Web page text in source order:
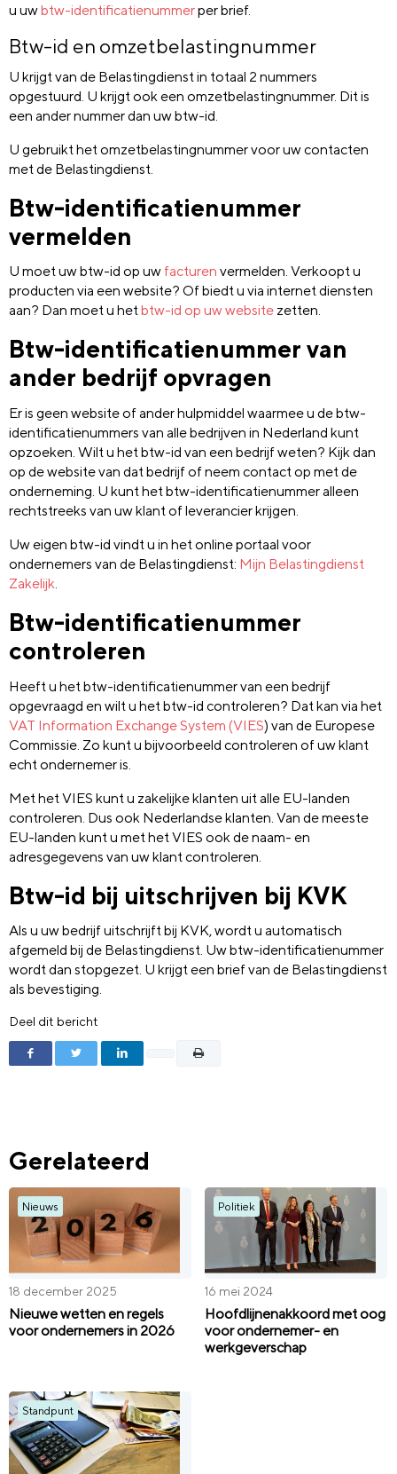
u uwbtw-identificatienummerper brief.
Btw-id en omzetbelastingnummer
U krijgt van de Belastingdienst in totaal 2 nummers
opgestuurd. U krijgt ook een omzetbelastingnummer. Dit is
een ander nummer dan uw btw-id.
U gebruikt het omzetbelastingnummer voor uw contacten
met de Belastingdienst.
Btw-identificatienummer
vermelden
U moet uw btw-id op uw facturen vermelden. Verkoopt u
producten via een website? Of biedt u via internet diensten
aan? Dan moet u hetbtw-id op uw website zetten.
Btw-identificatienummer van
ander bedrijf opvragen
Er is geen website of ander hulpmiddel waarmee u de btw-
identificatienummers van alle bedrijven in Nederland kunt
opzoeken. Wilt u het btw-id van een bedrijf weten? Kijk dan
op de website van dat bedrijf of neem contact op met de
onderneming. U kunt het btw-identificatienummer alleen
rechtstreeks van uw klant of leverancier krijgen.
Uw eigen btw-id vindt u in het online portaal voor
ondernemers van de Belastingdienst: Mijn Belastingdienst
Zakelijk.
Btw-identificatienummer
controleren
Heeft u het btw-identificatienummer van een bedrijf
opgevraagd en wilt u het btw-id controleren? Dat kan via het
VAT Information Exchange System (VIES) van de Europese
Commissie. Zo kunt u bijvoorbeeld controleren of uw klant
echt ondernemer is.
Met het VIES kunt u zakelijke klanten uit alle EU-landen
controleren. Dus ook Nederlandse klanten. Van de meeste
EU-landen kunt u met het VIES ook de naam- en
adresgegevens van uw klant controleren.
Btw-id bij uitschrijven bij KVK
Als u uw bedrijf uitschrijft bij KVK, wordt u automatisch
afgemeld bij de Belastingdienst. Uw btw-identificatienummer
wordt dan stopgezet. U krijgt een brief van de Belastingdienst
als bevestiging.
Deel dit bericht
Gerelateerd
Nieuws
18 december 2025
Nieuwe wetten en regels
voor ondernemers in 2026
Politiek
16 mei 2024
Hoofdlijnenakkoord met oog
voor ondernemer- en
werkgeverschap
Standpunt